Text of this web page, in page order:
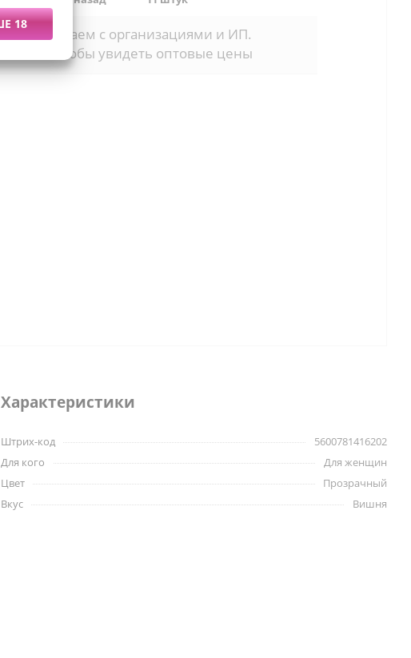
Мы работаем с организациями и ИП.
Войти, чтобы увидеть оптовые цены
Характеристики
Штрих-код
5600781416202
Для кого
Для женщин
Цвет
Прозрачный
Вкус
Вишня